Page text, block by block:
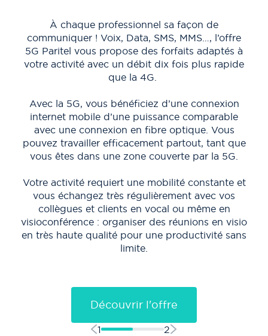
À chaque professionnel sa façon de
communiquer ! Voix, Data, SMS, MMS…, l’offre
5G Paritel vous propose des forfaits adaptés à
votre activité avec un débit dix fois plus rapide
que la 4G.
Avec la 5G, vous bénéficiez d’une connexion
internet mobile d’une puissance comparable
avec une connexion en fibre optique. Vous
pouvez travailler efficacement partout, tant que
vous êtes dans une zone couverte par la 5G.
Votre activité requiert une mobilité constante et
vous échangez très régulièrement avec vos
collègues et clients en vocal ou même en
visioconférence : organiser des réunions en visio
en très haute qualité pour une productivité sans
limite.
Découvrir l'offre
1 2